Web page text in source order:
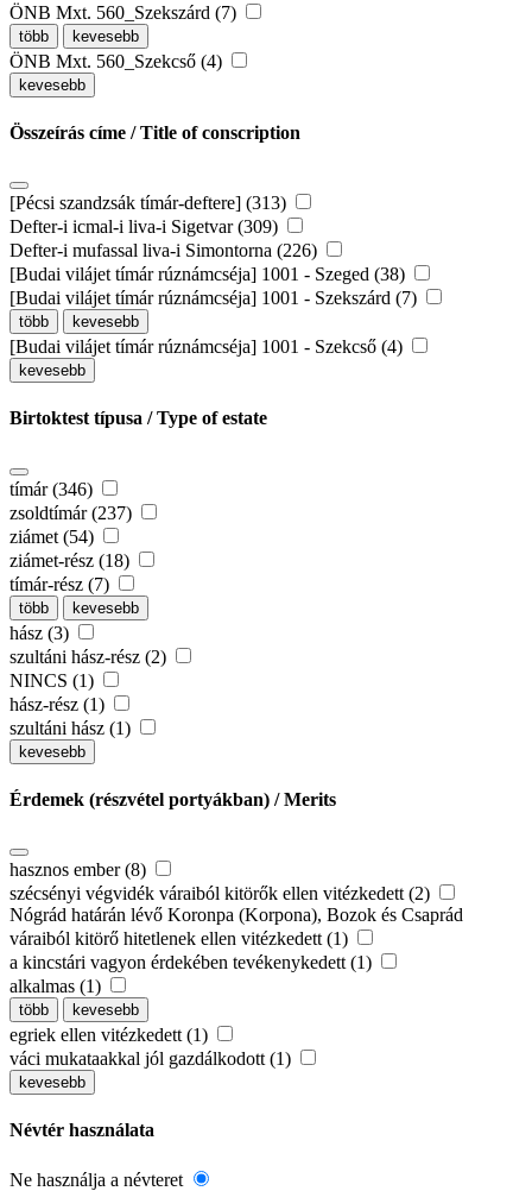
ÖNB Mxt. 560_Szekszárd (7)
több kevesebb
ÖNB Mxt. 560_Szekcső (4)
kevesebb
Összeírás címe / Title of conscription
[Pécsi szandzsák tímár-deftere] (313)
Defter-i icmal-i liva-i Sigetvar (309)
Defter-i mufassal liva-i Simontorna (226)
[Budai vilájet tímár rúznámcséja] 1001 - Szeged (38)
[Budai vilájet tímár rúznámcséja] 1001 - Szekszárd (7)
több kevesebb
[Budai vilájet tímár rúznámcséja] 1001 - Szekcső (4)
kevesebb
Birtoktest típusa / Type of estate
tímár (346)
zsoldtímár (237)
ziámet (54)
ziámet-rész (18)
tímár-rész (7)
több kevesebb
hász (3)
szultáni hász-rész (2)
NINCS (1)
hász-rész (1)
szultáni hász (1)
kevesebb
Érdemek (részvétel portyákban) / Merits
hasznos ember (8)
szécsényi végvidék váraiból kitörők ellen vitézkedett (2)
Nógrád határán lévő Koronpa (Korpona), Bozok és Csaprád
váraiból kitörő hitetlenek ellen vitézkedett (1)
a kincstári vagyon érdekében tevékenykedett (1)
alkalmas (1)
több kevesebb
egriek ellen vitézkedett (1)
váci mukataakkal jól gazdálkodott (1)
kevesebb
Névtér használata
Ne használja a névteret